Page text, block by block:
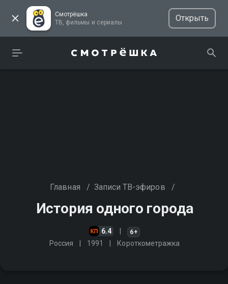
Смотрёшка
ТВ, фильмы и сериалы
Открыть
Главная / Записи ТВ-эфиров /
История одного города
6.4 6+
Россия 1991 Короткометражка